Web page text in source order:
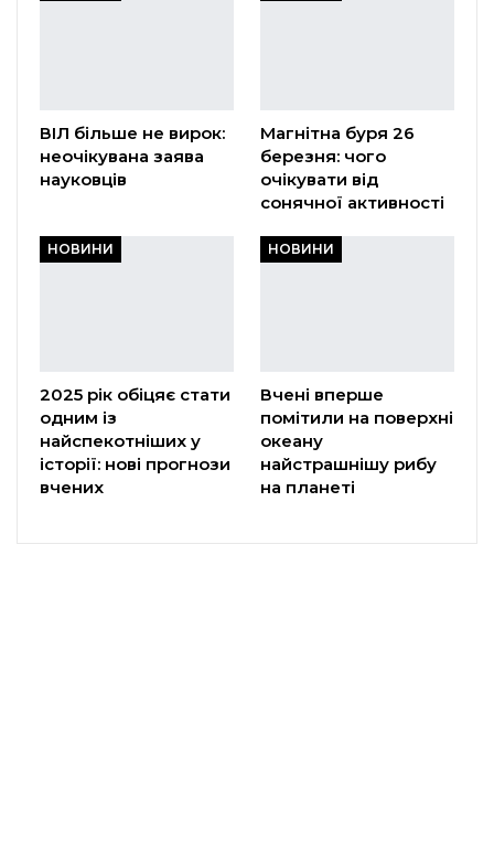
ВІЛ більше не вирок:
неочікувана заява
науковців
Магнітна буря 26
березня: чого
очікувати від
сонячної активності
НОВИНИ
2025 рік обіцяє стати
одним із
найспекотніших у
історії: нові прогнози
вчених
НОВИНИ
Вчені вперше
помітили на поверхні
океану
найстрашнішу рибу
на планеті